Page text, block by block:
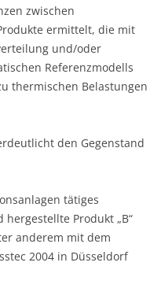
zwischen
ermittelt, die mit
und/oder
Referenzmodells
thermischen Belastungen
den Gegenstand
tätiges
Produkt „B“
anderem mit dem
2004 in Düsseldorf